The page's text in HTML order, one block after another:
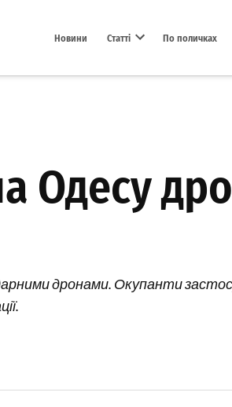
Новини Статті По поличках
Одесу
дронами. Окупанти